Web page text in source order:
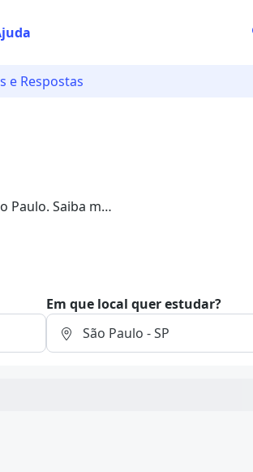
e Respostas
Saiba mais
Em que local quer estudar?